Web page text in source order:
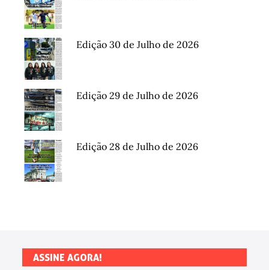
Edição 30 de Julho de 2026
Edição 29 de Julho de 2026
Edição 28 de Julho de 2026
ASSINE AGORA!